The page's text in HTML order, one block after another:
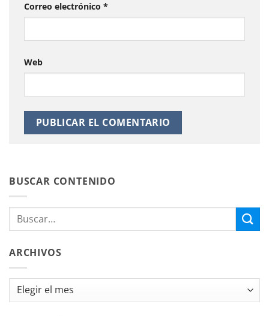
Correo electrónico *
Web
BUSCAR CONTENIDO
ARCHIVOS
Archivos